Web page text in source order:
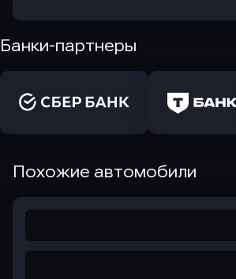
Банки-партнеры
Похожие автомобили